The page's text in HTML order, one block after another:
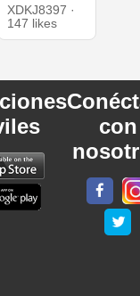
XDKJ8397 ·
147 likes
con